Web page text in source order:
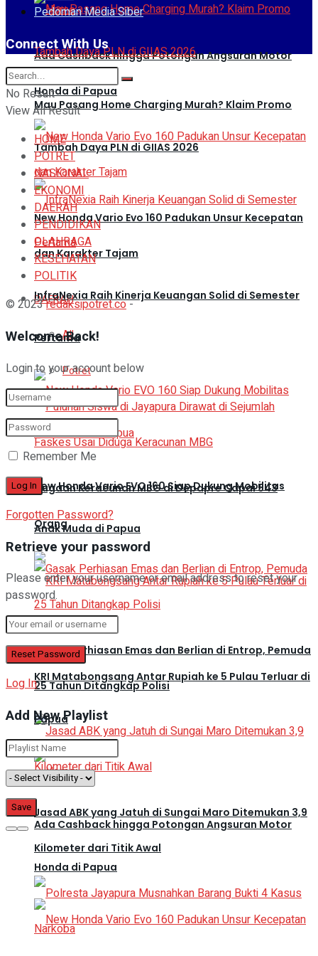
Ada Cashback hingga Potongan Angsuran Motor
Honda di Papua
New Honda Vario Evo 160 Padukan Unsur Kecepatan
dan Karakter Tajam
DAERAH
All
Potret
Dugaan Keracunan MBG di Depapre Capai 543
Orang
Gasak Perhiasan Emas dan Berlian di Entrop, Pemuda
25 Tahun Ditangkap Polisi
Jasad ABK yang Jatuh di Sungai Maro Ditemukan 3,9
Kilometer dari Titik Awal
Mau Pasang Home Charging Murah? Klaim Promo
Tambah Daya PLN di GIIAS 2026
InfraNexia Raih Kinerja Keuangan Solid di Semester
Pertama
New Honda Vario EVO 160 Siap Dukung Mobilitas
Anak Muda di Papua
KRI Matabongsang Antar Rupiah ke 5 Pulau Terluar di
Papua
Ada Cashback hingga Potongan Angsuran Motor
Honda di Papua
Pedoman Media Siber
Connect With Us
No Result
View All Result
HOME
POTRET
NASIONAL
EKONOMI
DAERAH
PENDIDIKAN
OLAHRAGA
KESEHATAN
POLITIK
© 2023redaksipotret.co-
Welcome Back!
Login to your account below
Remember Me
Forgotten Password?
Retrieve your password
Please enter your username or email address to reset your
password.
Log In
Add New Playlist